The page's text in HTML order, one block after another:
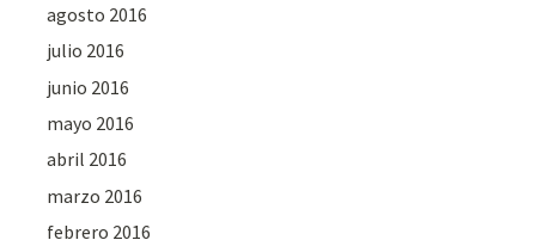
agosto 2016
julio 2016
junio 2016
mayo 2016
abril 2016
marzo 2016
febrero 2016